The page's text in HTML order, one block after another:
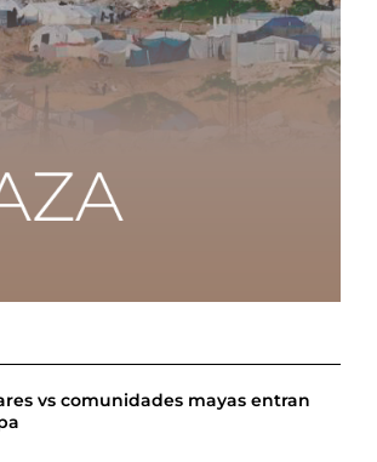
vs comunidades mayas entran